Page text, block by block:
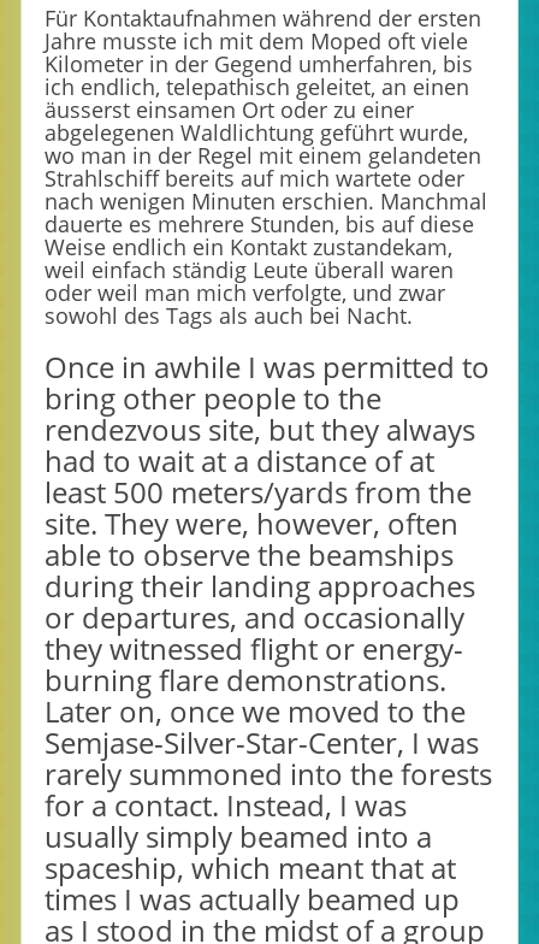
Für Kontaktaufnahmen während der ersten
Jahre musste ich mit dem Moped oft viele
Kilometer in der Gegend umherfahren, bis
ich endlich, telepathisch geleitet, an einen
äusserst einsamen Ort oder zu einer
abgelegenen Waldlichtung geführt wurde,
wo man in der Regel mit einem gelandeten
Strahlschiff bereits auf mich wartete oder
nach wenigen Minuten erschien. Manchmal
dauerte es mehrere Stunden, bis auf diese
Weise endlich ein Kontakt zustandekam,
weil einfach ständig Leute überall waren
oder weil man mich verfolgte, und zwar
sowohl des Tags als auch bei Nacht.
Once in awhile I was permitted to
bring other people to the
rendezvous site, but they always
had to wait at a distance of at
least 500 meters/yards from the
site. They were, however, often
able to observe the beamships
during their landing approaches
or departures, and occasionally
they witnessed flight or energy-
burning flare demonstrations.
Later on, once we moved to the
Semjase-Silver-Star-Center, I was
rarely summoned into the forests
for a contact. Instead, I was
usually simply beamed into a
spaceship, which meant that at
times I was actually beamed up
as I stood in the midst of a group